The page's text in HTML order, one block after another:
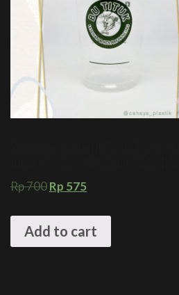
Rp700Rp 575
Add to cart